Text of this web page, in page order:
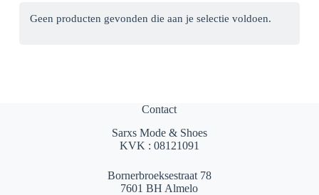
Geen producten gevonden die aan je selectie voldoen.
Contact
Sarxs Mode & Shoes
KVK : 08121091
Bornerbroeksestraat 78
7601 BH Almelo